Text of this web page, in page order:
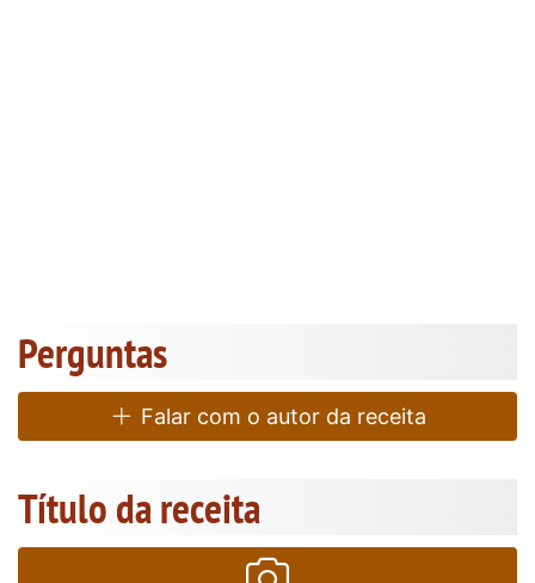
Perguntas
Falar com o autor da receita
Título da receita